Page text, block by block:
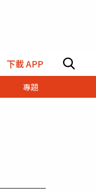
下載 APP
專題